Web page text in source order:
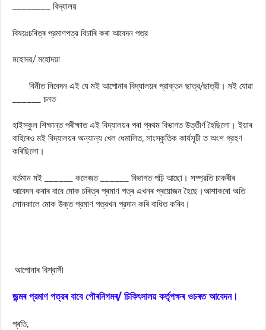
________ বিদ্যালয়
বিষয়ঃচৰিত্ৰ প্রমাণপত্র বিচাৰি কৰা আবেদন পত্র
মহোদয়/ মহোদয়া
বিনীত নিবেদন এই যে মই আপােনাৰ বিদ্যালয়ৰ প্রাক্তন ছাত্র/ছাত্রী। মই যোৱা
______ চনত
হাইস্কুল শিক্ষান্ত পৰীক্ষাত এই বিদ্যালয়ৰ পৰা প্ৰথম বিভাগত উত্তীর্ণ হৈছিলাে। ইয়াৰ
বাহিৰেও মই বিদ্যালয়ৰ অন্যান্য খেল ধেমালিত, সাংস্কৃতিক কাৰ্যসূচী ত অংশ গ্রহণ
কৰিছিলাে‌।
বর্তমান মই ______ কলেজত ______ বিভাগত পঢ়ি আছাে। সম্প্রতি চাকৰীৰ
আবেদন কৰাৰ বাবে মোক চৰিত্ৰ প্ৰমাণ পত্ৰ এখনৰ প্ৰয়োজন হৈছে।আশাকৰো অতি
সােনকালে মােক উক্ত প্রমাণ পত্রখন প্রদান কৰি বাধিত কৰিব।
আপােনাৰ বিশ্বাসী
জন্মৰ প্রমাণ পত্রৰ বাবে পৌৰনিগমৰ/ চিকিৎসালয় কৰ্তৃপক্ষৰ ওচৰত আবেদন।
প্ৰতি,